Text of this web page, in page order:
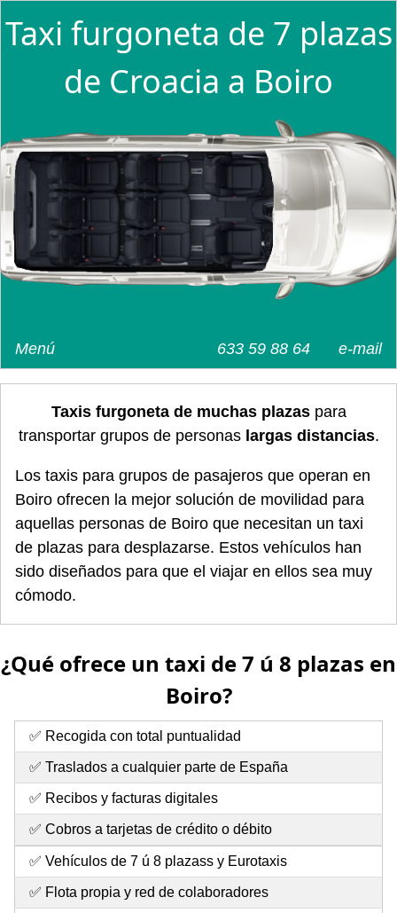
Taxi furgoneta de 7 plazas
de Croacia a Boiro
e-mail
633 59 88 64
Menú
Taxis furgoneta de muchas plazaspara
transportar grupos de personas largas distancias.
Los taxis para grupos de pasajeros que operan en
Boiro ofrecen la mejor solución de movilidad para
aquellas personas de Boiro que necesitan un taxi
de plazas para desplazarse. Estos vehículos han
sido diseñados para que el viajar en ellos sea muy
cómodo.
¿Qué ofrece un taxi de 7 ú 8 plazas en
Boiro?
✅ Recogida con total puntualidad
✅ Traslados a cualquier parte de España
✅ Recibos y facturas digitales
✅ Cobros a tarjetas de crédito o débito
✅ Vehículos de 7 ú 8 plazass y Eurotaxis
✅ Flota propia y red de colaboradores